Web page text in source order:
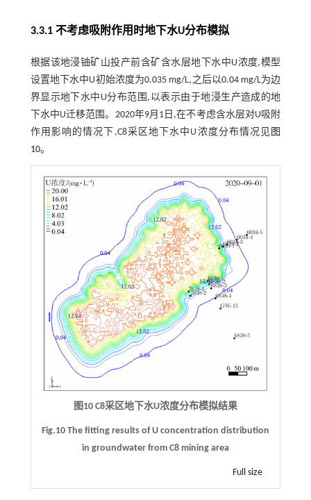
3.3.1 不考虑吸附作用时地下水U分布模拟
根据该地浸铀矿山投产前含矿含水层地下水中U浓度,模型
设置地下水中U初始浓度为0.035 mg/L,之后以0.04 mg/L为边
界显示地下水中U分布范围,以表示由于地浸生产造成的地
下水中U迁移范围。2020年9月1日,在不考虑含水层对U吸附
作用影响的情况下,C8采区地下水中U浓度分布情况见 图
10。
图10 C8采区地下水U浓度分布模拟结果
Fig.10 The fitting results of U concentration distribution
in groundwater from C8 mining area
Full size